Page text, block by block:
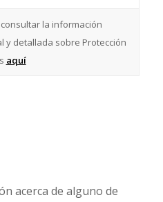
la información
y detallada sobre Protección
aquí
acerca de alguno de